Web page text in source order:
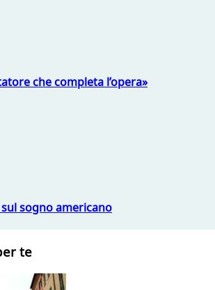
che completa l’opera»
sogno americano
te